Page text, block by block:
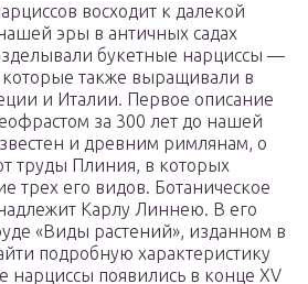
восходит к далекой
эры в античных садах
букетные нарциссы —
которые также выращива­ли в
и Ита­лии. Первое описание
за 300 лет до нашей
и древним римлянам, о
труды Плиния, в кото­рых
трех его видов. Ботаническое
Карлу Линнею. В его
«Ви­ды растений», изданном в
подробную ха­рактеристику
нарциссы появились в конце XV